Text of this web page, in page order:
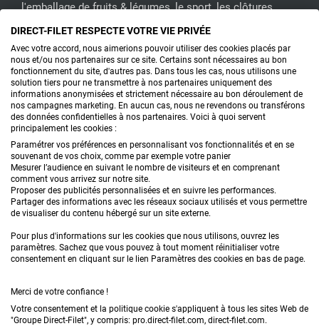
l'emballage de fruits & légumes, le sport, les clôtures...
CONTACTEZ-NOUS
PRODUITS
CONSEILS
FAQ
DEMANDE DE DEVIS
Confidentialité & données personnelles
DIRECT-FILET RESPECTE VOTRE VIE PRIVÉE
Avec votre accord, nous aimerions pouvoir utiliser des cookies placés par
nous et/ou nos partenaires sur ce site. Certains sont nécessaires au bon
fonctionnement du site, d'autres pas. Dans tous les cas, nous utilisons une
solution tiers pour ne transmettre à nos partenaires uniquement des
informations anonymisées et strictement nécessaire au bon déroulement de
nos campagnes marketing. En aucun cas, nous ne revendons ou transférons
des données confidentielles à nos partenaires. Voici à quoi servent
principalement les cookies :
Paramétrer vos préférences en personnalisant vos fonctionnalités et en se
souvenant de vos choix, comme par exemple votre panier
Mesurer l’audience en suivant le nombre de visiteurs et en comprenant
comment vous arrivez sur notre site.
Proposer des publicités personnalisées et en suivre les performances.
Partager des informations avec les réseaux sociaux utilisés et vous permettre
de visualiser du contenu hébergé sur un site externe.
Pour plus d'informations sur les cookies que nous utilisons, ouvrez les
paramètres. Sachez que vous pouvez à tout moment réinitialiser votre
consentement en cliquant sur le lien Paramètres des cookies en bas de page.
Merci de votre confiance !
Votre consentement et la politique cookie s'appliquent à tous les sites Web de
"Groupe Direct-Filet", y compris: pro.direct-filet.com, direct-filet.com.